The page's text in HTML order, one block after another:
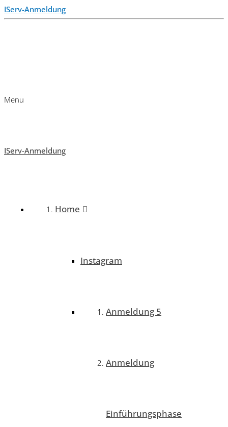
IServ-Anmeldung
Menu
IServ-Anmeldung
Home
Instagram
Anmeldung 5
Anmeldung
Einführungsphase